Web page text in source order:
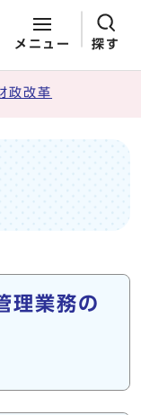
メニュー 探す
政改革
理業務の